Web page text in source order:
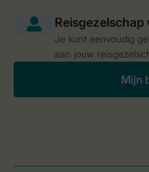
Je kunt eenvoudig
aan jouw
Mijn